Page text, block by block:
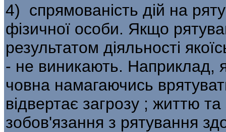
4) спрямованість дій на
фізичної особи. Якщо
результатом діяльності
- не виникають. Наприклад,
човна намагаючись
відвертає загрозу ; життю
зобов'язання з рятування